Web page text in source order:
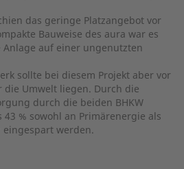
das geringe Platzangebot vor
Bauweise des aura war es
Anlage auf einer ungenutzten
sollte bei diesem Projekt aber vor
Umwelt liegen. Durch die
durch die beiden BHKW
% sowohl an Primärenergie als
eingespart werden.